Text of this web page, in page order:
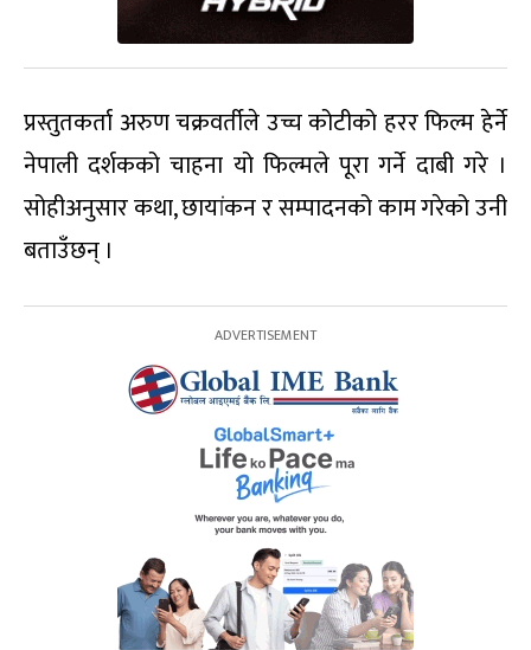
प्रस्तुतकर्ता अरुण चक्रवर्तीले उच्च कोटीको हरर फिल्म हेर्ने
नेपाली दर्शकको चाहना यो फिल्मले पूरा गर्ने दाबी गरे ।
सोहीअनुसार कथा, छायांकन र सम्पादनको काम गरेको उनी
बताउँछन् ।